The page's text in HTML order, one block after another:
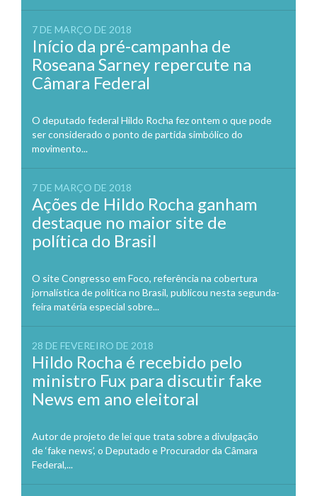
7 DE MARÇO DE 2018
Início da pré-campanha de
Roseana Sarney repercute na
Câmara Federal
O deputado federal Hildo Rocha fez ontem o que pode
ser considerado o ponto de partida simbólico do
movimento...
7 DE MARÇO DE 2018
Ações de Hildo Rocha ganham
destaque no maior site de
política do Brasil
O site Congresso em Foco, referência na cobertura
jornalística de política no Brasil, publicou nesta segunda-
feira matéria especial sobre...
28 DE FEVEREIRO DE 2018
Hildo Rocha é recebido pelo
ministro Fux para discutir fake
News em ano eleitoral
Autor de projeto de lei que trata sobre a divulgação
de ‘fake news’, o Deputado e Procurador da Câmara
Federal,...